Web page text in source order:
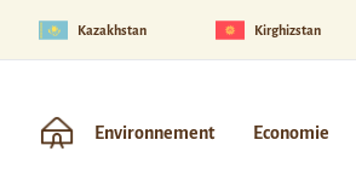
Kazakhstan Kirghizstan
Environnement Economie